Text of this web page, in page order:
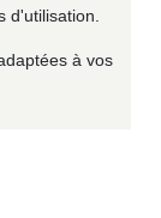
d'utilisation.
à vos